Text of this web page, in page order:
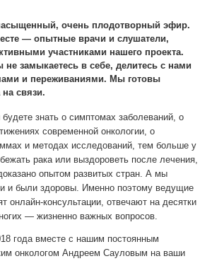
очень плодотворный эфир.
— опытные врачи и слушатели,
участниками нашего проекта.
замыкаетесь в себе, делитесь с нами
и переживаниями. Мы готовы
связи.
знать о симптомах заболеваний, о
современной онкологии, о
и методах исследований, тем больше у
рака или выздороветь после лечения,
опытом развитых стран. А мы
и были здоровы. Именно поэтому ведущие
онлайн-консультации, отвечают на десятки
— жизненно важных вопросов.
года вместе с нашим постоянным
онкологом Андреем Сауловым на ваши